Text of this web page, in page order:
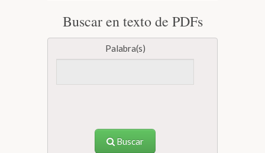
Buscar en texto de PDFs
Palabra(s)
Buscar